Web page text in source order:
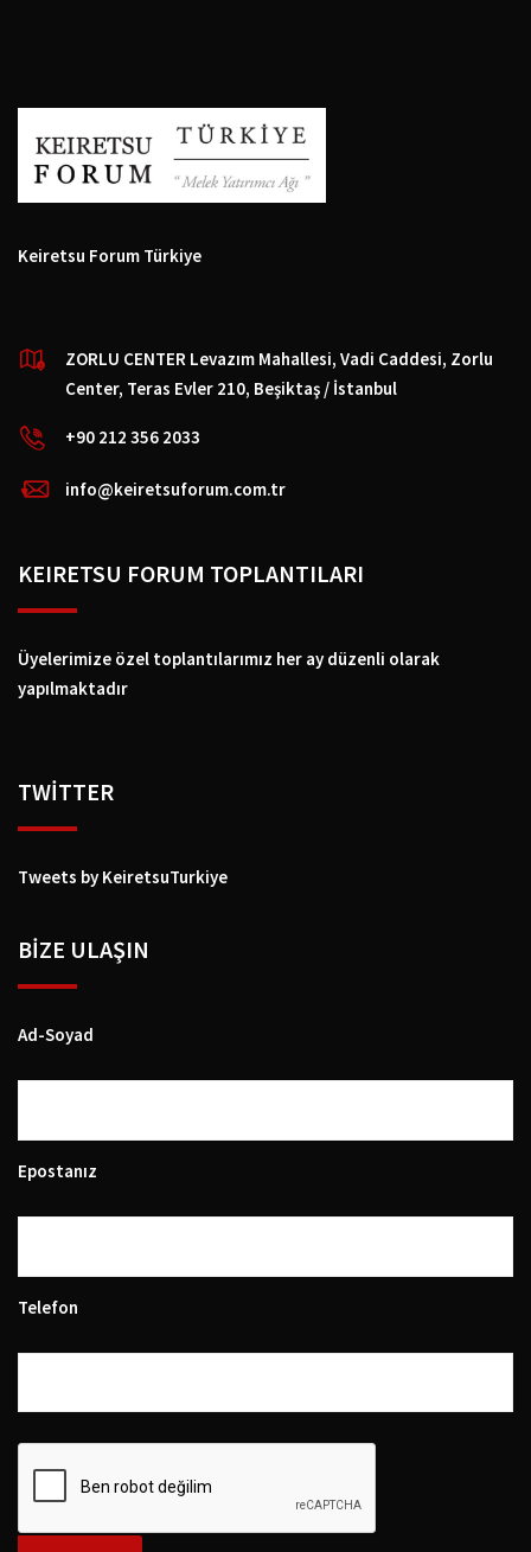
Keiretsu Forum Türkiye
ZORLU CENTER Levazım Mahallesi, Vadi Caddesi, Zorlu
Center, Teras Evler 210, Beşiktaş / İstanbul
+90 212 356 2033
info@keiretsuforum.com.tr
KEIRETSU FORUM TOPLANTILARI
Üyelerimize özel toplantılarımız her ay düzenli olarak
yapılmaktadır
TWİTTER
Tweets by KeiretsuTurkiye
BIZE ULAŞIN
Ad-Soyad
Epostanız
Telefon